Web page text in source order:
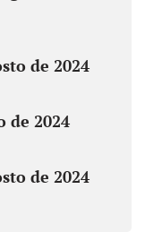
de 2024
de 2024
de 2024